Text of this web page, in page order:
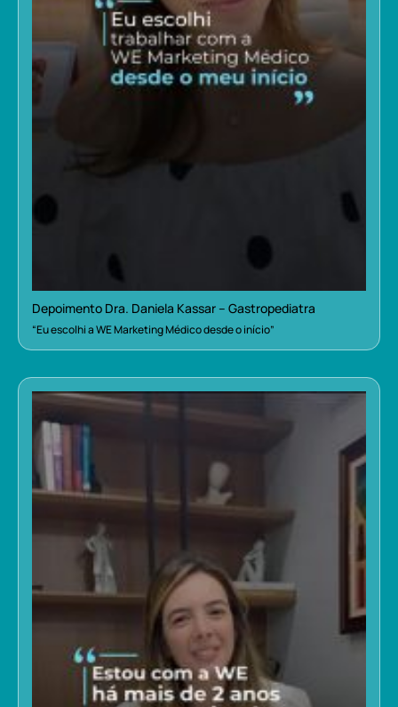
Depoimento Dra. Daniela Kassar – Gastropediatra
“Eu escolhi a WE Marketing Médico desde o início”